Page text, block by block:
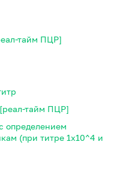
тайм ПЦР]
тайм ПЦР]
определением
(при титре 1х10^4 и